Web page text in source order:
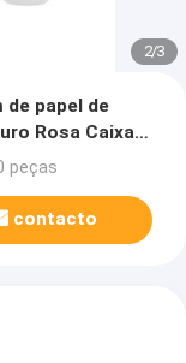
2/3
papel de
Rosa Caixa
de fita
peças
contacto